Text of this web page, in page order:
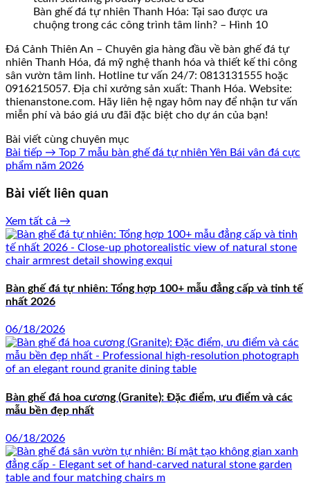
Bàn ghế đá tự nhiên Thanh Hóa: Tại sao được ưa
chuộng trong các công trình tâm linh? – Hình 10
Đá Cảnh Thiên An – Chuyên gia hàng đầu về bàn ghế đá tự
nhiên Thanh Hóa, đá mỹ nghệ thanh hóa và thiết kế thi công
sân vườn tâm linh. Hotline tư vấn 24/7: 0813131555 hoặc
0916215057. Địa chỉ xưởng sản xuất: Thanh Hóa. Website:
thienanstone.com. Hãy liên hệ ngay hôm nay để nhận tư vấn
miễn phí và báo giá ưu đãi đặc biệt cho dự án của bạn!
Bài viết cùng chuyên mục
Bài tiếp → Top 7 mẫu bàn ghế đá tự nhiên Yên Bái vân đá cực
phẩm năm 2026
Bài viết liên quan
Xem tất cả →
Bàn ghế đá tự nhiên: Tổng hợp 100+ mẫu đẳng cấp và tinh tế
nhất 2026
06/18/2026
Bàn ghế đá hoa cương (Granite): Đặc điểm, ưu điểm và các
mẫu bền đẹp nhất
06/18/2026